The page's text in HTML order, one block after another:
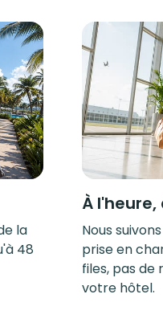
la
48
À
Nous
prise en
files, pas de
votre hôtel.